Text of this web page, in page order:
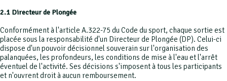
2.1 Directeur de Plongée
Conformément à l'article A.322-75 du Code du sport, chaque sortie est
placée sous la responsabilité d'un Directeur de Plongée (DP). Celui-ci
dispose d'un pouvoir décisionnel souverain sur l'organisation des
palanquées, les profondeurs, les conditions de mise à l'eau et l'arrêt
éventuel de l'activité. Ses décisions s'imposent à tous les participants
et n'ouvrent droit à aucun remboursement.